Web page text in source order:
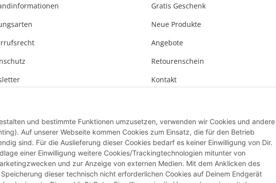
und bestimmte Funktionen umzusetzen, verwenden wir Cookies und andere
Auf unserer Webseite kommen Cookies zum Einsatz, die für den Betrieb
sind. Für die Auslieferung dieser Cookies bedarf es keiner Einwilligung von Dir.
einer Einwilligung weitere Cookies/Trackingtechnologien mitunter von
und zur Anzeige von externen Medien. Mit dem Anklicken des
dieser technisch nicht erforderlichen Cookies auf Deinem Endgerät
Gratis Geschenk
Neue Produkte
Angebote
Retourenschein
Kontakt